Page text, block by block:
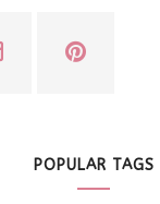
POPULAR TAGS